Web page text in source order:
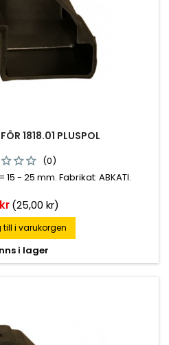
1818.01 PLUSPOL
(0)
15 - 25 mm. Fabrikat: ABKATI.
(25,00 kr)
till i varukorgen
i lager